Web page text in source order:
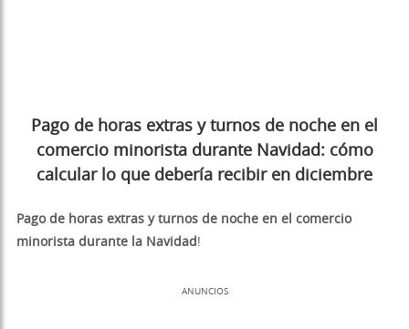
Pago de horas extras y turnos de noche en el
comercio minorista durante Navidad: cómo
calcular lo que debería recibir en diciembre
Pago de horas extras y turnos de noche en el comercio
minorista durante la Navidad !
ANUNCIOS